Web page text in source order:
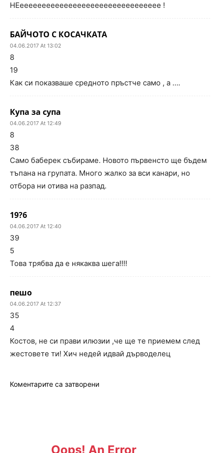
НЕееееееееееееееееееееееееееееееее !
БАЙЧОТО С КОСАЧКАТА
04.06.2017 At 13:02
8
19
Как си показваше средното пръстче само , а ….
Купа за супа
04.06.2017 At 12:49
8
38
Само баберек събираме. Новото първенсто ще бъдем
тъпана на групата. Много жалко за вси канари, но
отбора ни отива на разпад.
19?6
04.06.2017 At 12:40
39
5
Това трябва да е някаква шега!!!!
пешо
04.06.2017 At 12:37
35
4
Костов, не си прави илюзии ,че ще те приемем след
жестовете ти! Хич недей идвай дърводелец
Коментарите са затворени